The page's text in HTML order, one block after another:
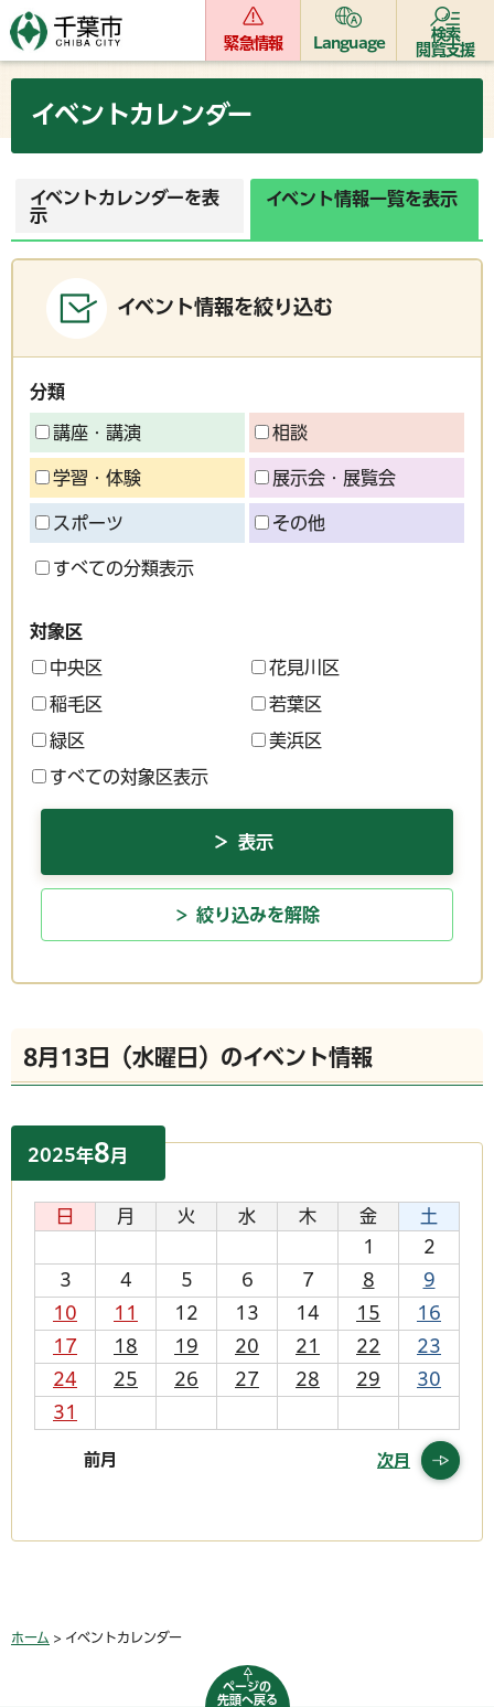
緊急情報 Language
検索
閲覧支援
イベントカレンダー
イベントカレンダーを表
示
イベント情報一覧を表示
イベント情報を絞り込む
分類
講座・講演 相談
学習・体験 展示会・展覧会
スポーツ その他
すべての分類表示
対象区
中央区 花見川区
稲毛区 若葉区
緑区 美浜区
すべての対象区表示
絞り込みを解除
8月13日（水曜日）のイベント情報
2025年8月
日 月 火 水 木 金
土
1
2
3
4 5 6 7 8
9
10
11 12 13 14 15
16
17
18 19 20 21 22
23
24
25 26 27 28 29
30
31
前月 次月
ホーム > イベントカレンダー
ページの
先頭へ戻る